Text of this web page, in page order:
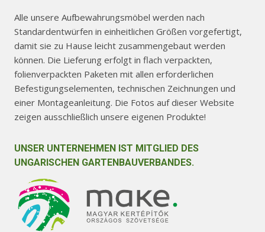
Alle unsere Aufbewahrungsmöbel werden nach
Standardentwürfen in einheitlichen Größen vorgefertigt,
damit sie zu Hause leicht zusammengebaut werden
können. Die Lieferung erfolgt in flach verpackten,
folienverpackten Paketen mit allen erforderlichen
Befestigungselementen, technischen Zeichnungen und
einer Montageanleitung. Die Fotos auf dieser Website
zeigen ausschließlich unsere eigenen Produkte!
UNSER UNTERNEHMEN IST MITGLIED DES
UNGARISCHEN GARTENBAUVERBANDES.